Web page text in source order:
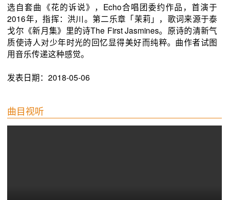
选自套曲《花的诉说》，Echo合唱团委约作品，首演于
2016年，指挥：洪川。第二乐章「茉莉」，歌词来源于泰
戈尔《新月集》里的诗The First Jasmines。原诗的清新气
质使诗人对少年时光的回忆显得美好而纯粹。曲作者试图
用音乐传递这种感觉。
发表日期：2018-05-06
曲目视听